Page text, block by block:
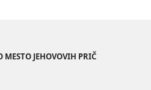
JEHOVOVIH PRIČ